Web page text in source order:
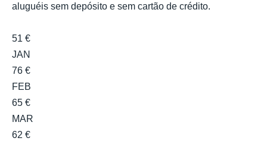
aluguéis sem depósito e sem cartão de crédito.
51 €
JAN
76 €
FEB
65 €
MAR
62 €